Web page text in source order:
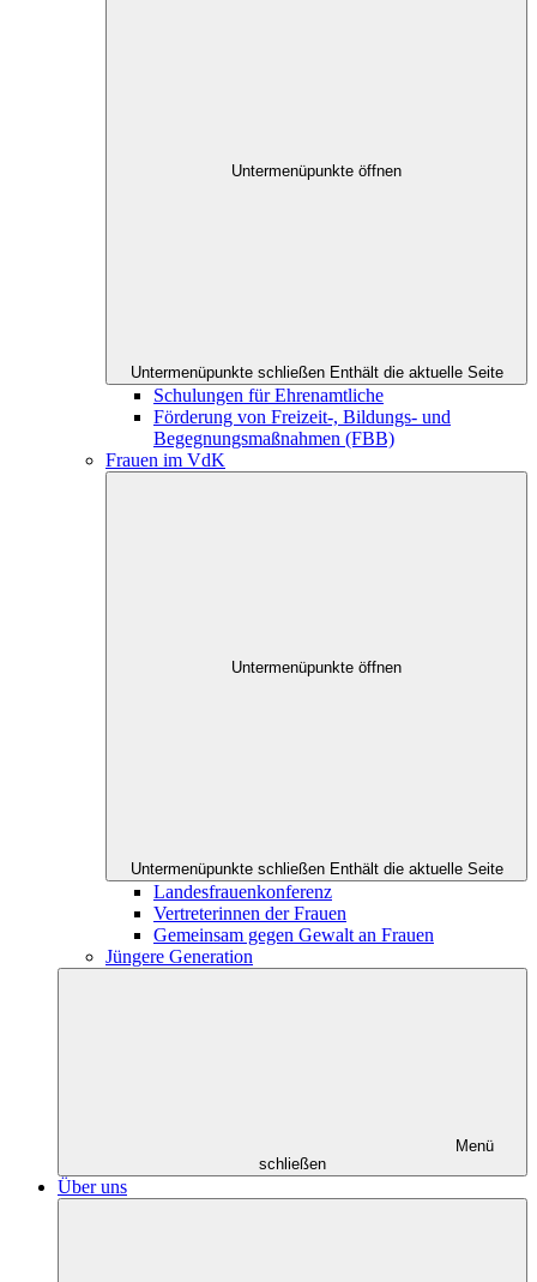
Untermenüpunkte öffnen
Untermenüpunkte schließen Enthält die aktuelle Seite
Schulungen für Ehrenamtliche
Förderung von Freizeit-, Bildungs- und
Begegnungsmaßnahmen (FBB)
Frauen im VdK
Untermenüpunkte öffnen
Untermenüpunkte schließen Enthält die aktuelle Seite
Landesfrauenkonferenz
Vertreterinnen der Frauen
Gemeinsam gegen Gewalt an Frauen
Jüngere Generation
Menü
schließen
Über uns